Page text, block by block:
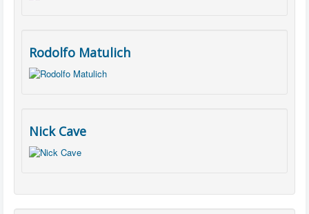
Rodolfo Matulich
Nick Cave